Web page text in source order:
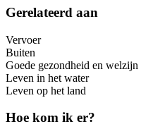
Gerelateerd aan
Vervoer
Buiten
Goede gezondheid en welzijn
Leven in het water
Leven op het land
Hoe kom ik er?